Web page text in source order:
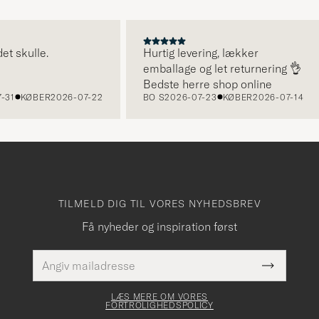
KØBER2026-07-22
Hurtig levering, lækker
emballage og let returnering 👌
Bedste herre shop online
BO S2026-07-23 KØBER2026-07-14
TILMELD DIG TIL VORES NYHEDSBREV
Få nyheder og inspiration først
mailadresse
Dette
felt skal
Submit
Newsletter
LÆS MERE OM VORES
FORTROLIGHEDSPOLICY